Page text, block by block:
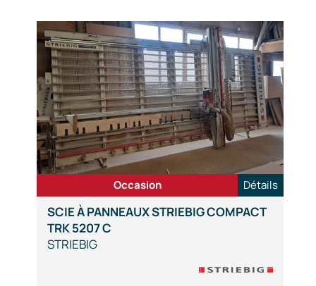
SCIE À PANNEAUX STRIEBIG COMPACT
TRK 5207 C
STRIEBIG
Occasion Détails